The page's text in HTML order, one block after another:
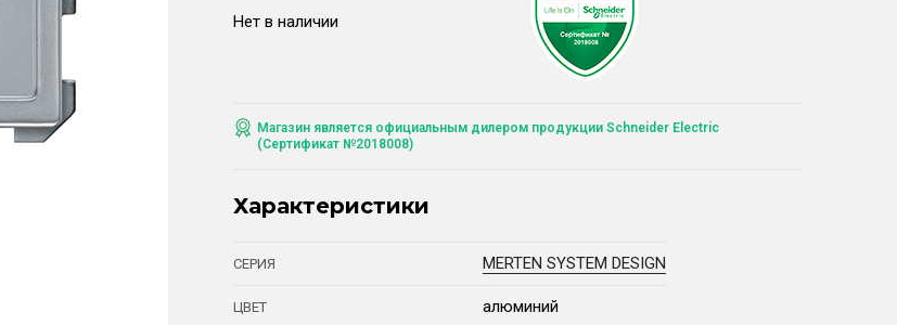
Нет в наличии
Магазин является официальным дилером продукции Schneider Electric
(Сертификат №2018008)
Характеристики
СЕРИЯ MERTEN SYSTEM DESIGN
ЦВЕТ алюминий